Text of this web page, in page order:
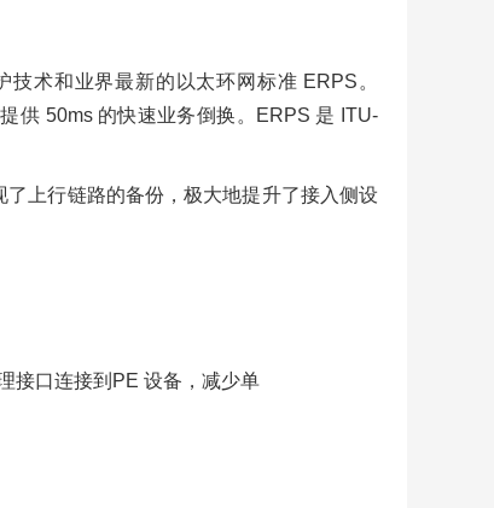
术和业界最新的以太环网标准 ERPS。
供 50ms 的快速业务倒换。ERPS 是 ITU-
上行链路的备份，极大地提升了接入侧设
口连接到PE 设备，减少单